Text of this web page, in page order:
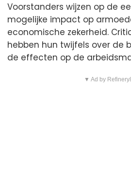
Voorstanders wijzen op de
mogelijke impact op
economische zekerheid.
hebben hun twijfels over de
de effecten op de
▼ Ad by